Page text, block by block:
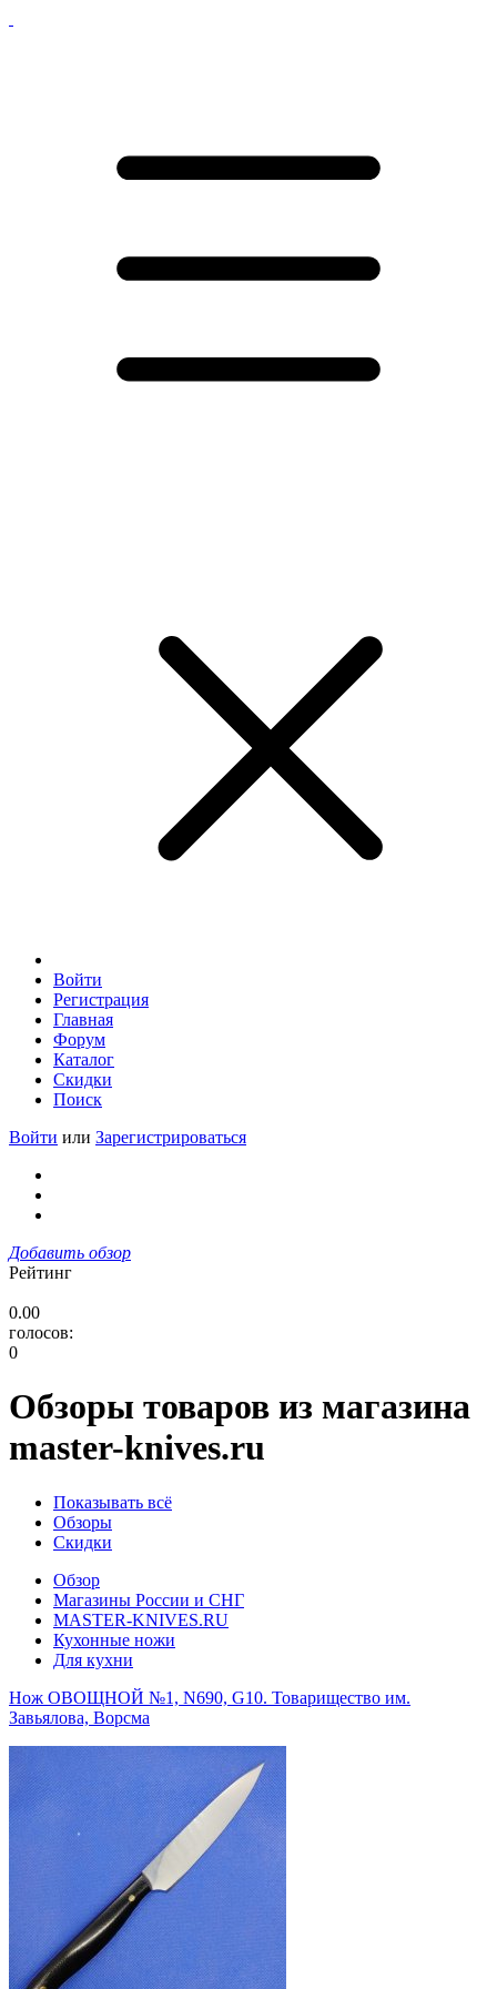
Войти
Регистрация
Главная
Форум
Каталог
Скидки
Поиск
Войти или Зарегистрироваться
Добавить обзор
Рейтинг
0.00
голосов:
0
Обзоры товаров из магазина
master-knives.ru
Показывать всё
Обзоры
Скидки
Обзор
Магазины России и СНГ
MASTER-KNIVES.RU
Кухонные ножи
Для кухни
Нож ОВОЩНОЙ №1, N690, G10. Товарищество им.
Завьялова, Ворсма